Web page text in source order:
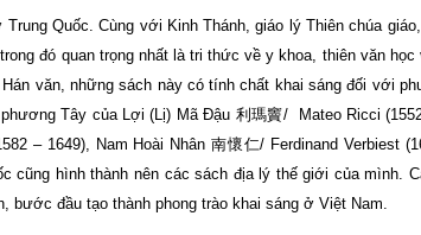
Quốc. Cùng với Kinh Thánh, giáo lý Thiên chúa
đó quan trọng nhất là tri thức về y khoa, thiên văn
văn, những sách này có tính chất khai sáng đối với
Tây của Lợi (Lị) Mã Đậu 利瑪竇/ Mateo Ricci
– 1649), Nam Hoài Nhân 南懷仁/ Ferdinand Verbiest
cũng hình thành nên các sách địa lý thế giới của mình.
bước đầu tạo thành phong trào khai sáng ở Việt Nam.